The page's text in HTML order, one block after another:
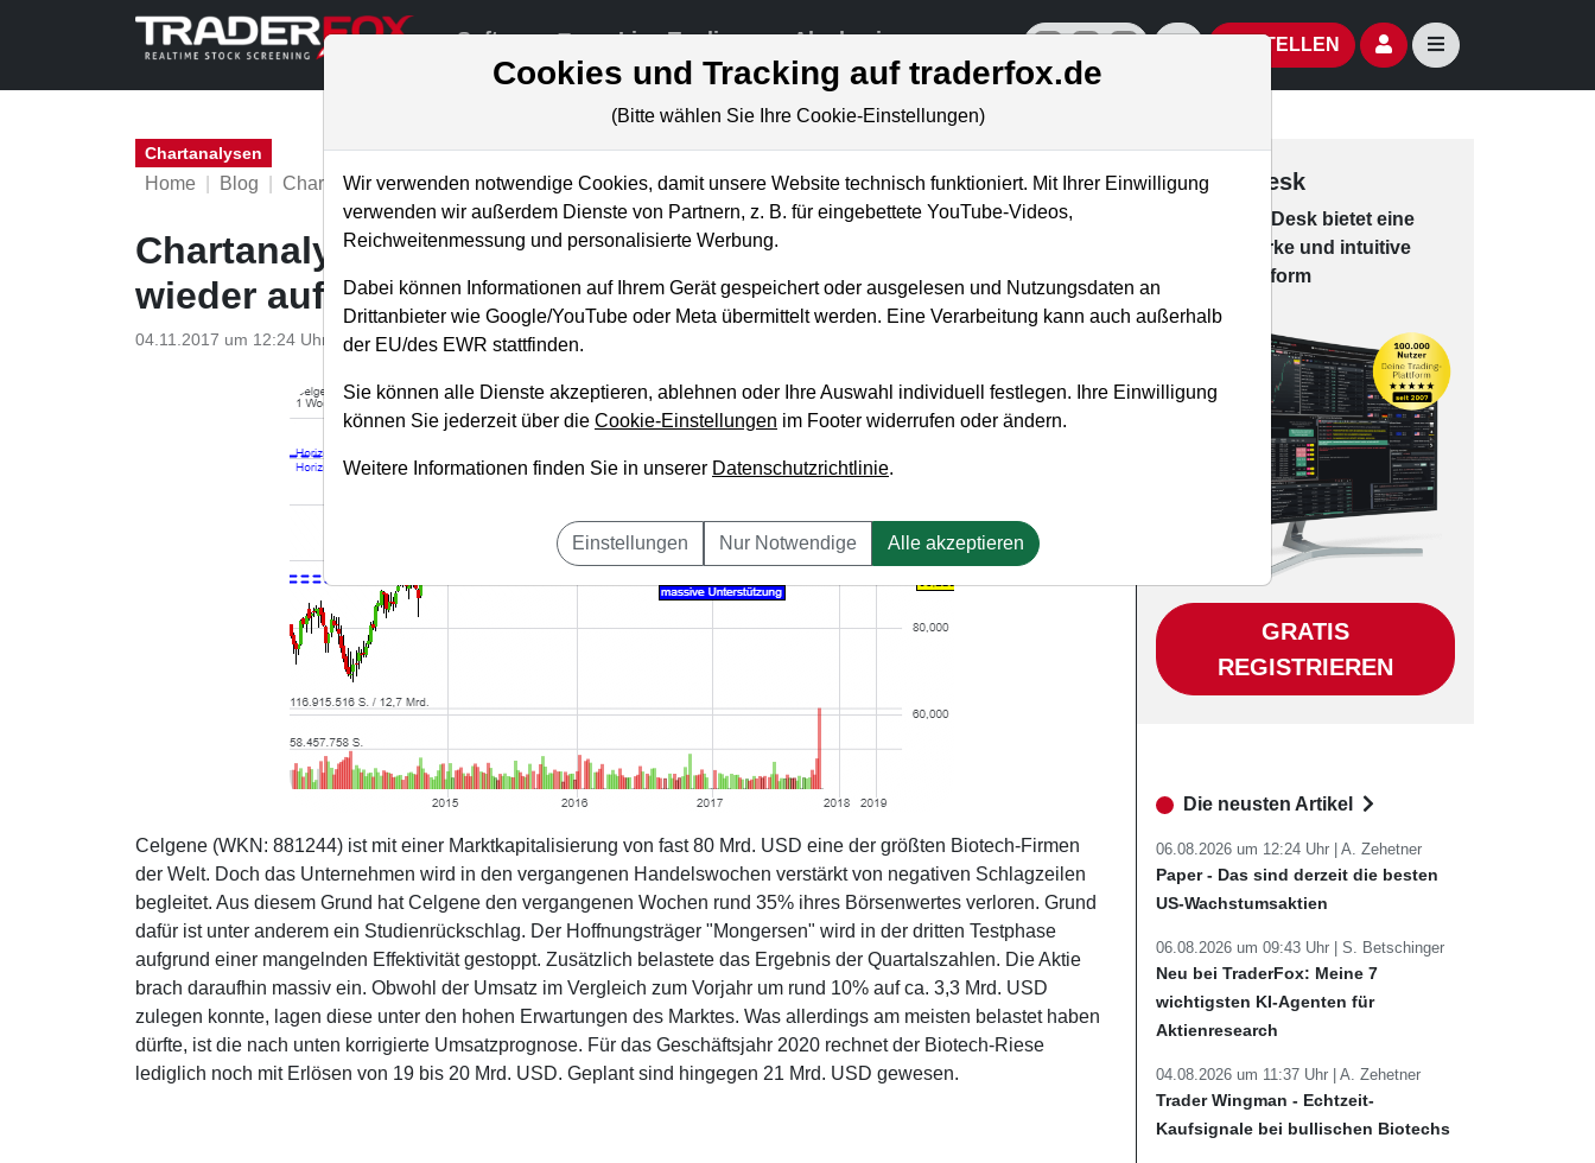
Software Live-Trading Akademie offizielle Social Media-AccountsAktien- und Artikelsuche öffnen
BESTELLEN Seitennavigation
Chartanalysen
Home Blog Chartanalysen
Chartanalyse Celgene: Wird der massive Einbruch
wieder aufgefangen?
04.11.2017 um 12:24 Uhr P. Uhlschmied
Celgene (WKN: 881244) ist mit einer Marktkapitalisierung von fast 80 Mrd. USD eine der größten Biotech-Firmen
der Welt. Doch das Unternehmen wird in den vergangenen Handelswochen verstärkt von negativen Schlagzeilen
begleitet. Aus diesem Grund hat Celgene den vergangenen Wochen rund 35% ihres Börsenwertes verloren. Grund
dafür ist unter anderem ein Studienrückschlag. Der Hoffnungsträger "Mongersen" wird in der dritten Testphase
aufgrund einer mangelnden Effektivität gestoppt. Zusätzlich belastete das Ergebnis der Quartalszahlen. Die Aktie
brach daraufhin massiv ein. Obwohl der Umsatz im Vergleich zum Vorjahr um rund 10% auf ca. 3,3 Mrd. USD
zulegen konnte, lagen diese unter den hohen Erwartungen des Marktes. Was allerdings am meisten belastet haben
dürfte, ist die nach unten korrigierte Umsatzprognose. Für das Geschäftsjahr 2020 rechnet der Biotech-Riese
lediglich noch mit Erlösen von 19 bis 20 Mrd. USD. Geplant sind hingegen 21 Mrd. USD gewesen.
Trading-Desk
Desk bie­tet eine
leis­tungs­star­ke und in­tui­tive
Han­dels­platt­form
GRATIS
REGISTRIEREN
Die neusten Artikel
06.08.2026 um 12:24 Uhr | A. Zehetner
Paper - Das sind derzeit die besten
US-Wachstumsaktien
06.08.2026 um 09:43 Uhr | S. Betschinger
Neu bei TraderFox: Meine 7
wichtigsten KI-Agenten für
Aktienresearch
04.08.2026 um 11:37 Uhr | A. Zehetner
Trader Wingman - Echtzeit-
Kaufsignale bei bullischen Biotechs
Cookies und Tracking auf traderfox.de
(Bitte wählen Sie Ihre Cookie-Einstellungen)
Wir verwenden notwendige Cookies, damit unsere Website technisch funktioniert. Mit Ihrer Einwilligung
verwenden wir außerdem Dienste von Partnern, z. B. für eingebettete YouTube-Videos,
Reichweitenmessung und personalisierte Werbung.
Dabei können Informationen auf Ihrem Gerät gespeichert oder ausgelesen und Nutzungsdaten an
Drittanbieter wie Google/YouTube oder Meta übermittelt werden. Eine Verarbeitung kann auch außerhalb
der EU/des EWR stattfinden.
Sie können alle Dienste akzeptieren, ablehnen oder Ihre Auswahl individuell festlegen. Ihre Einwilligung
können Sie jederzeit über die Cookie-Einstellungen im Footer widerrufen oder ändern.
Weitere Informationen finden Sie in unserer Datenschutzrichtlinie.
Einstellungen Nur Notwendige Alle akzeptieren